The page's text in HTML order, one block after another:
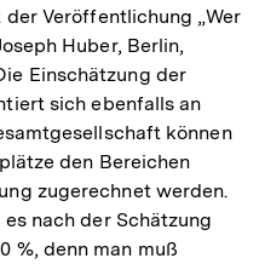
Veröffentlichung „Wer
Huber, Berlin,
Einschätzung der
sich ebenfalls an
können
den Bereichen
zugerechnet werden.
nach der Schätzung
%, denn man muß